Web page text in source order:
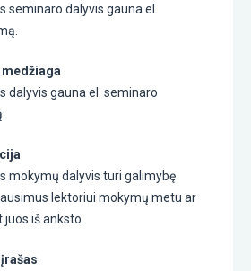
seminaro dalyvis gauna el.
dalyvis gauna el. seminaro
mokymų dalyvis turi galimybę
lektoriui mokymų metu ar
iš anksto.